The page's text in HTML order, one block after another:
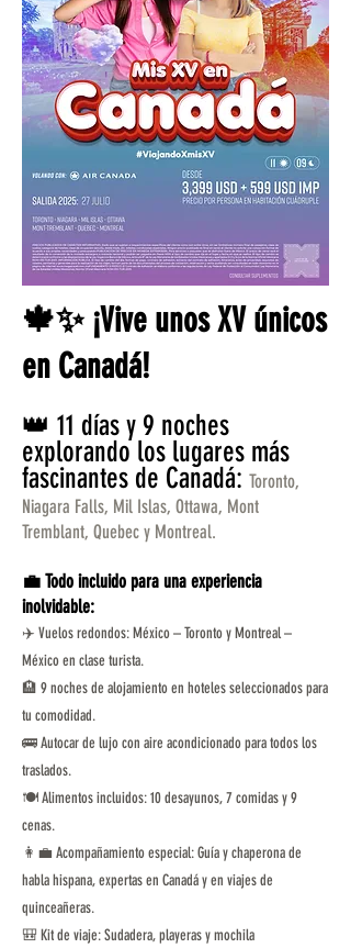
🍁✨ ¡Vive unos XV únicos
en Canadá!
👑 11 días y 9 noches
explorando los lugares más
fascinantes de Canadá: Toronto,
Niagara Falls, Mil Islas, Ottawa, Mont
Tremblant, Quebec y Montreal.
💼 Todo incluido para una experiencia
inolvidable:
✈️ Vuelos redondos: México – Toronto y Montreal –
México en clase turista.
🏨 9 noches de alojamiento en hoteles seleccionados para
tu comodidad.
🚌 Autocar de lujo con aire acondicionado para todos los
traslados.
🍽️ Alimentos incluidos: 10 desayunos, 7 comidas y 9
cenas.
👩‍💼 Acompañamiento especial: Guía y chaperona de
habla hispana, expertas en Canadá y en viajes de
quinceañeras.
🎒 Kit de viaje: Sudadera, playeras y mochila